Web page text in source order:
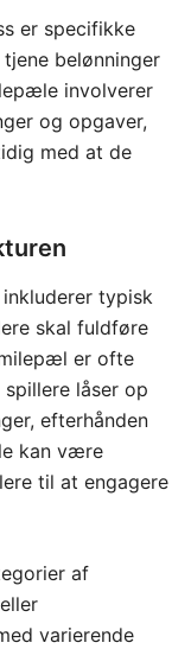
er specifikke
belønninger
involverer
og opgaver,
med at de
typisk
skal fuldføre
er ofte
låser op
efterhånden
kan være
til at engagere
af
varierende